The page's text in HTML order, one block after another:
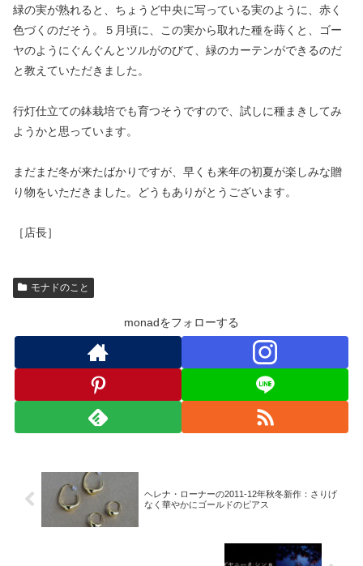
緑の実が熟れると、ちょうど中央に写っている実のように、赤く
色づくのだそう。５月頃に、この実から取れた種を蒔くと、ゴー
ヤのようにぐんぐんとツルがのびて、緑のカーテンができるのだ
と教えていただきました。
行灯仕立ての鉢栽培でも育つそうですので、試しに種まきしてみ
ようかと思っています。
まだまだ冬が来たばかりですが、早くも来年の初夏が楽しみな贈
り物をいただきました。どうもありがとうございます。
［店長］
モナドのこと
monadをフォローする
ヘレナ・ローナーの2011-12年秋冬新作：さりげ
なく華やかにゴールドのピアス